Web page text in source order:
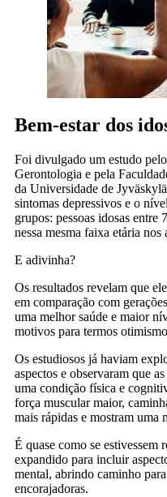
Bem-estar dos
Foi divulgado um estudo
Gerontologia e pela
da Universidade de
sintomas depressivos e o
grupos: pessoas idosas entre
nessa mesma faixa etária nos
E adivinha?
Os resultados revelam que
em comparação com
uma melhor saúde e maior
motivos para termos
Os estudiosos já haviam
aspectos e observaram que
uma condição física e
força muscular maior,
mais rápidas e mostram
É quase como se
expandido para incluir
mental, abrindo caminho
encorajadoras.